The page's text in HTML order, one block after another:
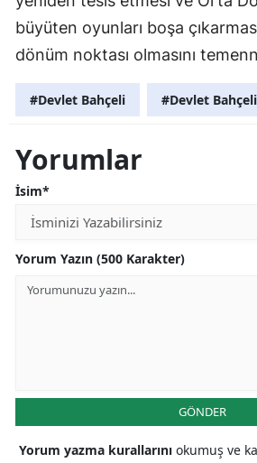
büyüten oyunları boşa
dönüm noktası olmasını
#Devlet Bahçeli #Devlet Bahçeli
Yorumlar
İsim*
Yorum Yazın (500 Karakter)
GÖNDER
Yorum yazma kurallarını okumuş ve